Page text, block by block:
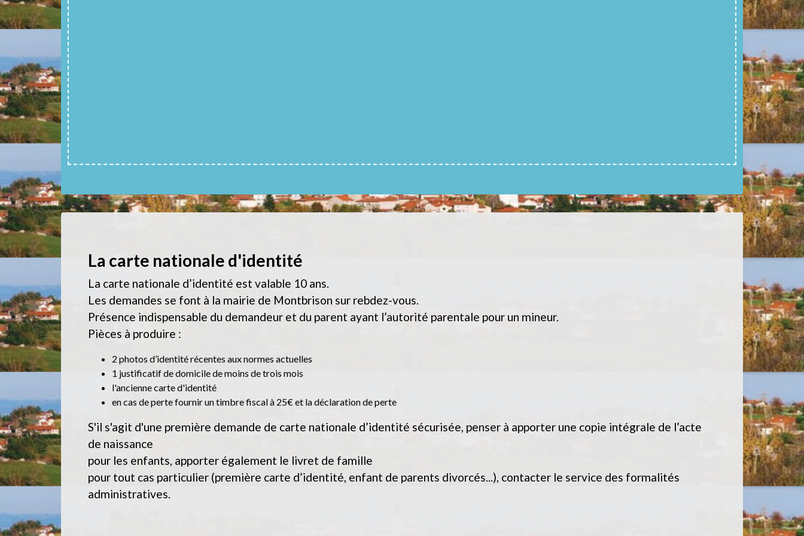
La carte nationale d'identité
La carte nationale d’identité est valable 10 ans.
Les demandes se font à la mairie de Montbrison sur rebdez-vous.
Présence indispensable du demandeur et du parent ayant l’autorité parentale pour un mineur.
Pièces à produire :
2 photos d’identité récentes aux normes actuelles
1 justificatif de domicile de moins de trois mois
l'ancienne carte d'identité
en cas de perte fournir un timbre fiscal à 25€ et la déclaration de perte
S'il s'agit d'une première demande de carte nationale d’identité sécurisée, penser à apporter une copie intégrale de l’acte
de naissance
pour les enfants, apporter également le livret de famille
pour tout cas particulier (première carte d’identité, enfant de parents divorcés...), contacter le service des formalités
administratives.